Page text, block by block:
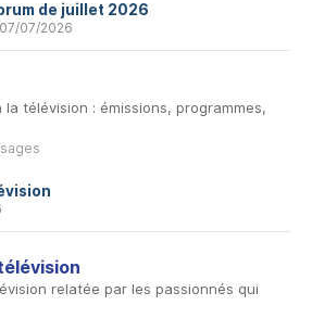
de juillet 2026
07/07/2026
la télévision : émissions, programmes,
relatée par les passionnés qui